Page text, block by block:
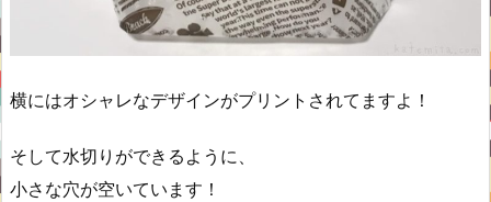
横にはオシャレなデザインがプリントされてますよ！
そして水切りができるように、
小さな穴が空いています！